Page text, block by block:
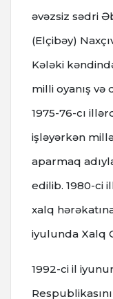
əvəzsiz sədri
(Elçibəy)
Kələki
milli oyanış və
1975-76-cı
işləyərkən
aparmaq
edilib. 1980-ci
xalq
iyulunda Xalq
1992-ci il